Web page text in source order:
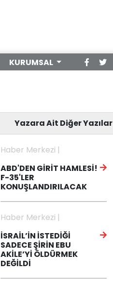
KURUMSAL
Yazara Ait Diğer Yazılar
Haber Merkezi |
ABD'DEN GİRİT HAMLESİ!
F-35'LER
KONUŞLANDIRILACAK
Haber Merkezi |
İSRAİL’İN İSTEDİĞİ
SADECE ŞİRİN EBU
AKİLE’Yİ ÖLDÜRMEK
DEĞİLDİ